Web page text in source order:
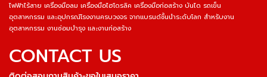
ไฟฟ้าไร้สาย เครื่องมือลม เครื่องมือไฮโดรลิค เครื่องมือก่อสร้าง บันได รถเข็น
อุตสาหกรรม และอุปกรณ์โรงงานครบวงจร จากแบรนด์ชั้นนำระดับโลก สำหรับงาน
อุตสาหกรรม งานซ่อมบำรุง และงานก่อสร้าง
CONTACT US